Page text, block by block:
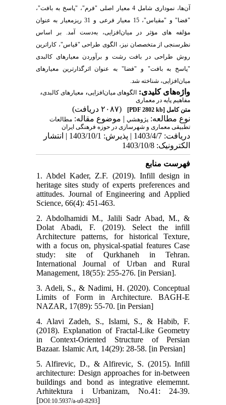
آن‌ها، نموداری شامل 4 معیار اصلی "فرم"، "پاسخ به بافت"،
"فضا" و "مقیاس"، 15 معیار فرعی و 31 ریزمعیار به عنوان
مؤلفه های مؤثر در میان‌افزایی، به‌دست آمد. بر اساس
نظرسنجی از متخصصان نیز، الگوی طراحی "قیاس"، کاراترین
روش طراحی در بافت رشت و برآوردن معیارهای کالبدی
"پاسخ به بافت" و "فضا" به عنوان اثرگذارترین معیارهای
میان‌افزایی، شناخته شد.
واژه‌های کلیدی: الگوهای میان‌افزایی، معیارهای کالبدی،
مفاهیم پایه در معماری
متن کامل [PDF 2802 kb]
(۲۰۸۷ دریافت)
نوع مطالعه: پژوهشي| موضوع مقاله: مطالعات
تطبیقی معماری و شهرسازی در حوزه فرهنگی ایران
دریافت: 1403/4/7 | پذیرش: 1403/10/1 | انتشار
الکترونیک: 1403/10/8
فهرست منابع
1. Abdel Kader, Z.F. (2019). Infill design in
heritage sites study of experts preferences and
attitudes. Journal of Engineering and Applied
Science, 66(4): 451-463.
2. Abdolhamidi M., Jalili Sadr Abad, M., &
Dolat Abadi, F. (2019). Select the infill
Architecture patterns, for historical Texture,
with a focus on, physical-spatial features Case
study: site of Qurkhaneh in Tehran.
International Journal of Urban and Rural
Management, 18(55): 255-276. [in Persian].
3. Adeli, S., & Nadimi, H. (2020). Conceptual
Limits of Form in Architecture. BAGH-E
NAZAR, 17(89): 55-70. [in Persian]
4. Alavi Zadeh, S., Islami, S., & Habib, F.
(2018). Explanation of Fractal-Like Geometry
in Context-Oriented Structure of Persian
Bazaar. Islamic Art, 14(29): 28-58. [in Persian]
5. Alfirevic, D., & Alfirevic, S. (2015). Infill
architecture: Design approaches for in-between
buildings and bond as integrative elememnt.
Arhitektura i Urbanizam, No.41: 24-39.
[DOI:10.5937/a-u0-8293]